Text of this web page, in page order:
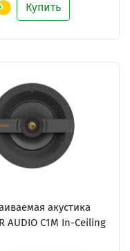
Купить
акустика
AUDIO C1M In-Ceiling